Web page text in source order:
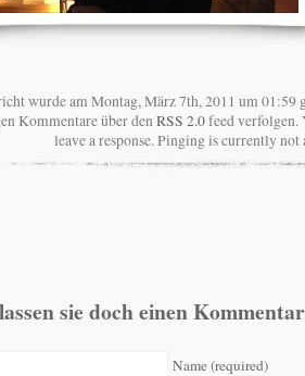
wurde am Montag, März 7th, 2011 um 01:59
Kommentare über denRSS 2.0feed verfolgen.
leave a response. Pinging is currently not
sie doch einen
Name (required)